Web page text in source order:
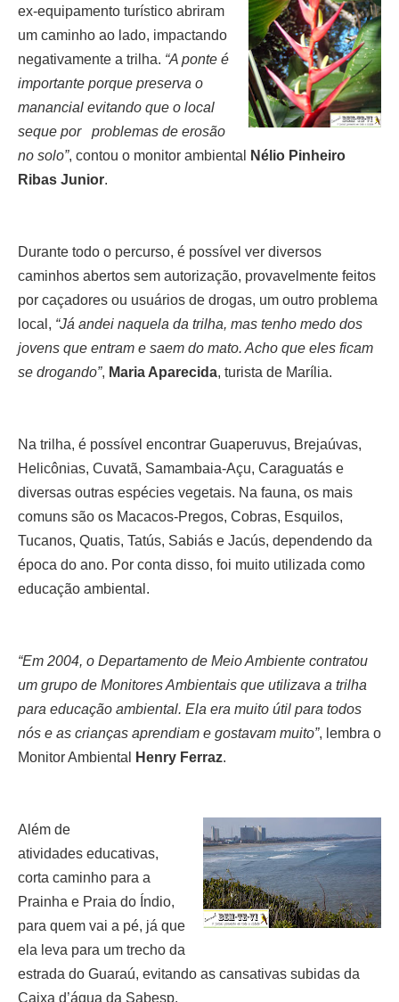
ex-equipamento turístico abriram
um caminho ao lado, impactando
negativamente a trilha. “A ponte é
importante porque preserva o
manancial evitando que o local
seque por problemas de erosão
no solo”, contou o monitor ambiental
Nélio Pinheiro
Ribas Junior.
Durante todo o percurso, é possível ver diversos
caminhos abertos sem autorização, provavelmente feitos
por caçadores ou usuários de drogas, um outro problema
local, “Já andei naquela da trilha, mas tenho medo dos
jovens que entram e saem do mato. Acho que eles ficam
se drogando”, Maria Aparecida, turista de Marília.
Na trilha, é possível encontrar Guaperuvus, Brejaúvas,
Helicônias, Cuvatã, Samambaia-Açu, Caraguatás e
diversas outras espécies vegetais. Na fauna, os mais
comuns são os Macacos-Pregos, Cobras, Esquilos,
Tucanos, Quatis, Tatús, Sabiás e Jacús, dependendo da
época do ano. Por conta disso, foi muito utilizada como
educação ambiental.
“Em 2004, o Departamento de Meio Ambiente contratou
um grupo de Monitores Ambientais que utilizava a trilha
para educação ambiental. Ela era muito útil para todos
nós e as crianças aprendiam e gostavam muito”, lembra o
Monitor Ambiental
Henry Ferraz.
Além de
atividades educativas,
corta caminho para a
Prainha e Praia do Índio,
para quem vai a pé, já que
ela leva para um trecho da
estrada do Guaraú, evitando as cansativas subidas da
Caixa d’água da Sabesp.